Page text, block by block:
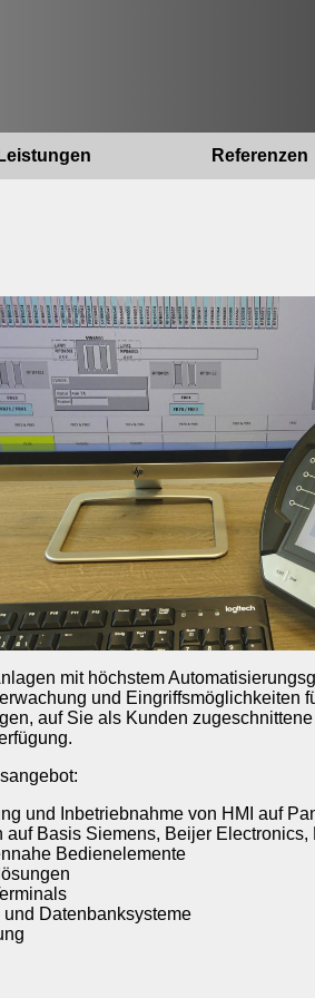
Leistungen Referenzen
mit höchstem
und Eingriffsmöglichkeiten
auf Sie als Kunden
und Inbetriebnahme von HMI auf
auf Basis Siemens, Beijer
Bedienelemente
und Datenbanksysteme